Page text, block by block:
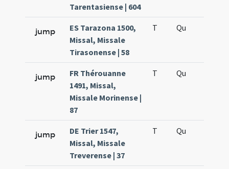
Tarentasiense | 604
jump
ES Tarazona 1500,
Missal, Missale
Tirasonense | 58
T Qu
jump
FR Thérouanne
1491, Missal,
Missale Morinense |
87
T Qu
jump
DE Trier 1547,
Missal, Missale
Treverense | 37
T Qu